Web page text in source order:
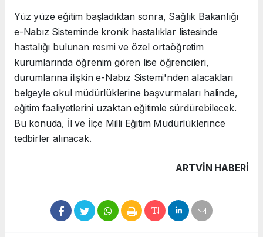
Yüz yüze eğitim başladıktan sonra, Sağlık Bakanlığı
e-Nabız Sisteminde kronik hastalıklar listesinde
hastalığı bulunan resmi ve özel ortaöğretim
kurumlarında öğrenim gören lise öğrencileri,
durumlarına ilişkin e-Nabız Sistemi'nden alacakları
belgeyle okul müdürlüklerine başvurmaları halinde,
eğitim faaliyetlerini uzaktan eğitimle sürdürebilecek.
Bu konuda, İl ve İlçe Milli Eğitim Müdürlüklerince
tedbirler alınacak.
ARTVIN HABERİ